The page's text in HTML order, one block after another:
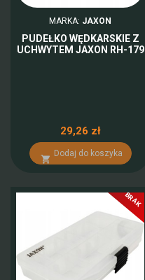
MARKA: JAXON
PUDEŁKO WĘDKARSKIE Z
UCHWYTEM JAXON RH-179
29,26 zł

Dodaj do koszyka
BRAK